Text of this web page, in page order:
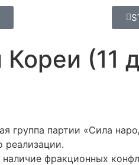
(11
группа партии «Сила
реализации.
наличие фракционных